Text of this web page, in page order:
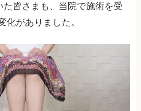
た皆さまも、当院で施術を受
化がありました。